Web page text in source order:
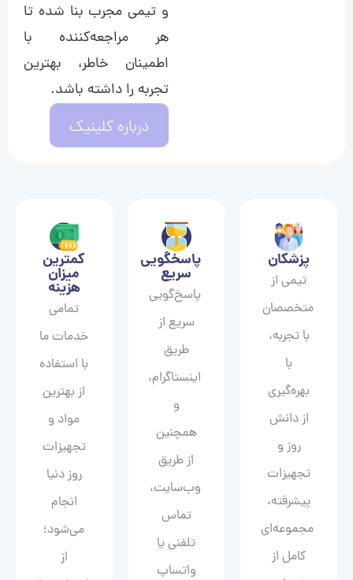
و تیمی مجرب بنا شده تا
هر مراجعه‌کننده با
اطمینان خاطر، بهترین
تجربه را داشته باشد.
درباره کلینیک
پزشکان
تیمی از
متخصصان
با تجربه،
با
بهره‌گیری
از دانش
روز و
تجهیزات
پیشرفته،
مجموعه‌ای
کامل از
پاسخگویی
سریع
پاسخ‌گویی
سریع از
طریق
اینستاگرام،
و
همچنین
از طریق
وب‌سایت،
تماس
تلفنی یا
واتساپ
کمترین
میزان
هزینه
تمامی
خدمات ما
با استفاده
از بهترین
مواد و
تجهیزات
روز دنیا
انجام
می‌شود؛
از